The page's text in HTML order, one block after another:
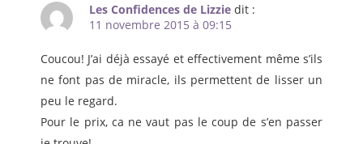
Les Confidences de Lizzie dit :
11 novembre 2015 à 09:15
Coucou! J’ai déjà essayé et effectivement même s’ils
ne font pas de miracle, ils permettent de lisser un
peu le regard.
Pour le prix, ca ne vaut pas le coup de s’en passer